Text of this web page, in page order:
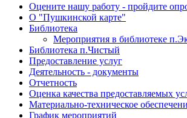
Оцените нашу работу - пройдите
О "Пушкинской карте"
Библиотека
Мероприятия в библиотеке
Библиотека п.Чистый
Предоставление услуг
Деятельность - документы
Отчетность
Оценка качества предоставляемых
Материально-техническое
График мероприятий